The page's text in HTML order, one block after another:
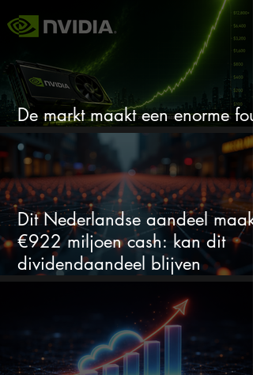
De markt maakt een enorme fout
Dit Nederlandse aandeel maakt
€922 miljoen cash: kan dit
dividendaandeel blijven
verhogen?